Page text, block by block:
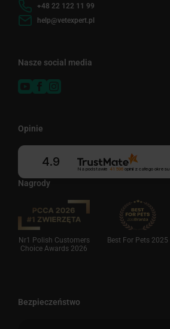
+48 22 122 11 99
help@vetexpert.pl
Nasze social media
Nagrody
Nr1 Polish Customers
Choice Awards 2026
Best For Pets 2025
Opinie
4.9
Na podstawie 41 596opinii z całego okresu
Bezpieczeństwo